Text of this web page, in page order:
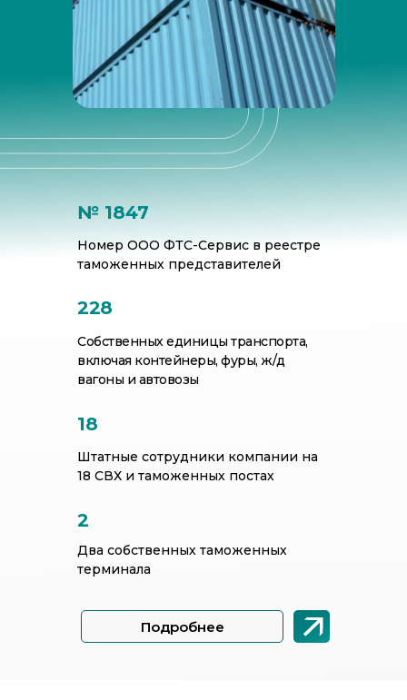
Подробнее
Два собственных таможенных
терминала
2
Штатные сотрудники компании на
18 СВХ и таможенных постах
18
Собственных единицы транспорта,
включая контейнеры, фуры, ж/д
вагоны и автовозы
228
Номер ООО ФТС-Сервис в реестре
таможенных представителей
№ 1847